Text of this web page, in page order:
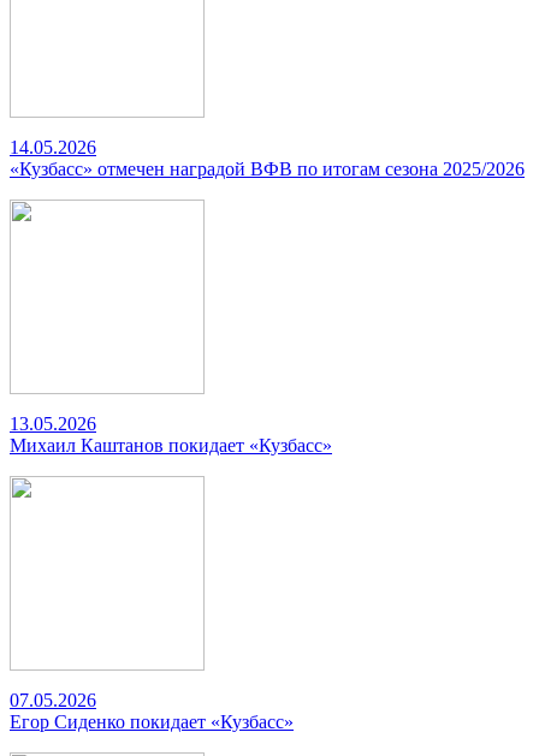
14.05.2026
«Кузбасс» отмечен наградой ВФВ по итогам сезона 2025/2026
13.05.2026
Михаил Каштанов покидает «Кузбасс»
07.05.2026
Егор Сиденко покидает «Кузбасс»